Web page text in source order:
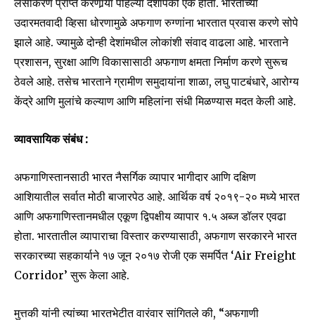
6,300
Fans
32,111
Followers
75
Followers
उदारमतवादी व्हिसा धोरणामुळे अफगाण रुग्णांना भारतात प्रवास करणे सोपे
झाले आहे. ज्यामुळे दोन्ही देशांमधील लोकांशी संवाद वाढला आहे. भारताने
प्रशासन, सुरक्षा आणि विकासासाठी अफगाण क्षमता निर्माण करणे सुरूच
ठेवले आहे. तसेच भारताने ग्रामीण समुदायांना शाळा, लघु पाटबंधारे, आरोग्य
केंद्रे आणि मुलांचे कल्याण आणि महिलांना संधी मिळण्यास मदत केली आहे.
व्यावसायिक संबंध :
अफगाणिस्तानसाठी भारत नैसर्गिक व्यापार भागीदार आणि दक्षिण
आशियातील सर्वात मोठी बाजारपेठ आहे. आर्थिक वर्ष २०१९-२० मध्ये भारत
आणि अफगाणिस्तानमधील एकूण द्विपक्षीय व्यापार १.५ अब्ज डॉलर एवढा
होता. भारतातील व्यापाराचा विस्तार करण्यासाठी, अफगाण सरकारने भारत
सरकारच्या सहकार्याने १७ जून २०१७ रोजी एक समर्पित ‘Air Freight
Corridor’ सुरू केला आहे.
मुत्तकी यांनी त्यांच्या भारतभेटीत वारंवार सांगितले की, “अफगाणी